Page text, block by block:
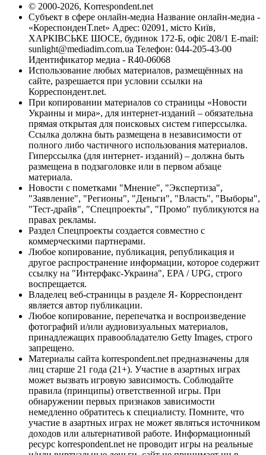
© 2000-2026, Korrespondent.net
Субъект в сфере онлайн-медиа Название онлайн-медиа -
«КореспонденТ.net» Адрес: 02091, місто Київ,
ХАРКІВСЬКЕ ШОСЕ, будинок 172-Б, офіс 208/1 E-mail:
sunlight@mediadim.com.ua Телефон: 044-205-43-00
Идентификатор медиа - R40-06068
Использование любых материалов, размещённых на
сайте, разрешается при условии ссылки на
Корреспондент.net.
При копировании материалов со страницы «Новости
Украины и мира», для интернет-изданий – обязательна
прямая открытая для поисковых систем гиперссылка.
Ссылка должна быть размещена в независимости от
полного либо частичного использования материалов.
Гиперссылка (для интернет- изданий) – должна быть
размещена в подзаголовке или в первом абзаце
материала.
Новости с пометками "Мнение", "Экспертиза",
"Заявление", "Регионы", "Деньги", "Власть", "Выборы",
"Тест-драйв", "Спецпроекты", "Промо" публикуются на
правах рекламы.
Раздел Спецпроекты создается совместно с
коммерческими партнерами.
Любое копирование, публикация, републикация и
другое распространение информации, которое содержит
ссылку на "Интерфакс-Украина", EPA / UPG, строго
воспрещается.
Владелец веб-страницы в разделе Я- Корреспондент
является автор публикации.
Любое копирование, перепечатка и воспроизведение
фотографий и/или аудиовизуальных материалов,
принадлежащих правообладателю Getty Images, строго
запрещено.
Материалы сайта korrespondent.net предназначены для
лиц старше 21 года (21+). Участие в азартных играх
может вызвать игровую зависимость. Соблюдайте
правила (принципы) ответственной игры. При
обнаружении первых признаков зависимости
немедленно обратитесь к специалисту. Помните, что
участие в азартных играх не может являться источником
доходов или альтернативой работе. Информационный
ресурс korrespondent.net не проводит игры на реальные